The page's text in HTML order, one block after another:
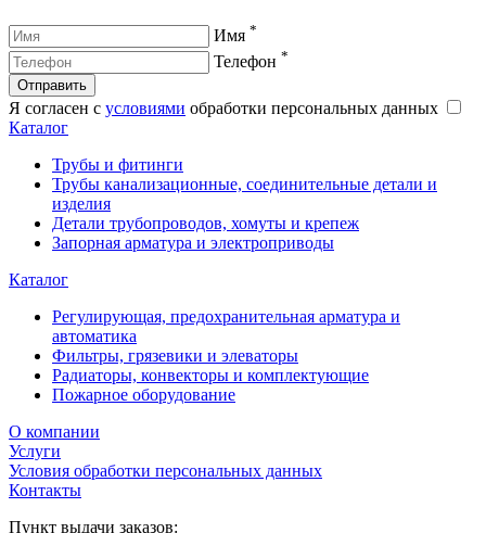
Имя *
Телефон *
Отправить
Я согласен с условиями обработки персональных данных
Каталог
Трубы и фитинги
Трубы канализационные, соединительные детали и
изделия
Детали трубопроводов, хомуты и крепеж
Запорная арматура и электроприводы
Каталог
Регулирующая, предохранительная арматура и
автоматика
Фильтры, грязевики и элеваторы
Радиаторы, конвекторы и комплектующие
Пожарное оборудование
О компании
Услуги
Условия обработки персональных данных
Контакты
Пункт выдачи заказов: